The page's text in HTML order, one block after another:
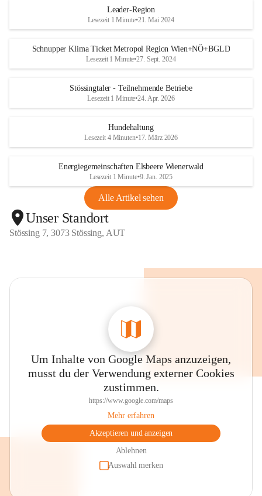
Leader-Region
Lesezeit 1 Minute•21. Mai 2024
Schnupper Klima Ticket Metropol Region Wien+NÖ+BGLD
Lesezeit 1 Minute•27. Sept. 2024
Stössingtaler - Teilnehmende Betriebe
Lesezeit 1 Minute•24. Apr. 2026
Hundehaltung
Lesezeit 4 Minuten•17. März 2026
Energiegemeinschaften Elsbeere Wienerwald
Lesezeit 1 Minute•9. Jan. 2025
Alle Artikel sehen
Unser Standort
Stössing 7, 3073 Stössing, AUT
Um Inhalte von Google Maps anzuzeigen,
musst du der Verwendung externer Cookies
zustimmen.
https://www.google.com/maps
Mehr erfahren
Akzeptieren und anzeigen
Ablehnen
Auswahl merken